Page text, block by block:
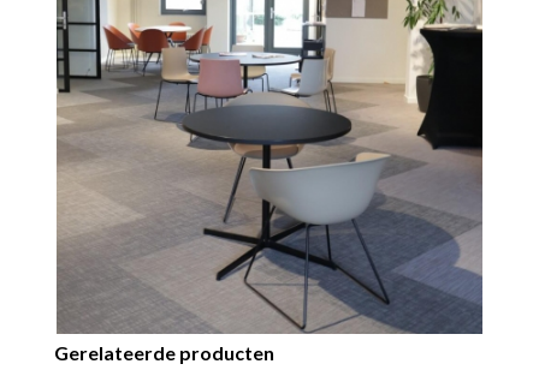
Gerelateerde producten